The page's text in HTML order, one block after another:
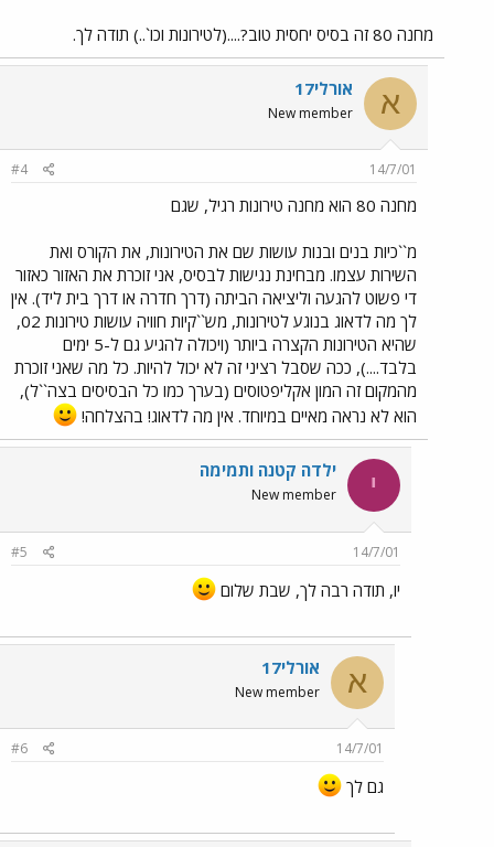
מחנה 80 זה בסיס יחסית טוב?....(לטירונות וכו`..) תודה לך.
א אורלי17
New member
14/7/01
#4
מחנה 80 הוא מחנה טירונות רגיל, שגם
מ``כיות בנים ובנות עושות שם את הטירונות, את הקורס ואת
השירות עצמו. מבחינת נגישות לבסיס, אני זוכרת את האזור כאזור
די פשוט להגעה וליציאה הביתה (דרך חדרה או דרך בית ליד). אין
לך מה לדאוג בנוגע לטירונות, מש``קיות חוויה עושות טירונות 02,
שהיא הטירונות הקצרה ביותר (ויכולה להגיע גם ל-5 ימים
בלבד....), ככה שסבל רציני זה לא יכול להיות. כל מה שאני זוכרת
מהמקום זה המון אקליפטוסים (בערך כמו כל הבסיסים בצה``ל),
הוא לא נראה מאיים במיוחד. אין מה לדאוג! בהצלחה!
י ילדה קטנה ותמימה
New member
14/7/01
#5
יו, תודה רבה לך, שבת שלום
א אורלי17
New member
14/7/01
#6
גם לך